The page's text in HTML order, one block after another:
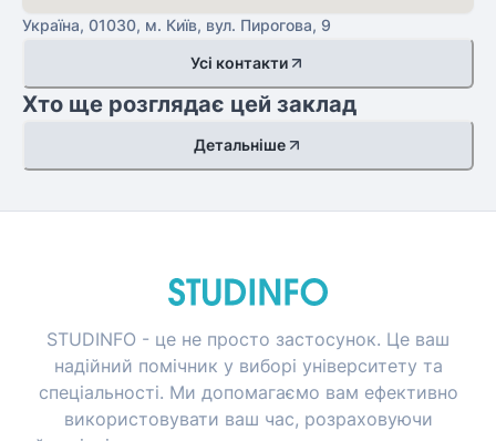
Україна, 01030, м. Київ, вул. Пирогова, 9
Усі контакти
Хто ще розглядає цей заклад
Детальніше
STUDINFO - це не просто застосунок. Це ваш
надійний помічник у виборі університету та
спеціальності. Ми допомагаємо вам ефективно
використовувати ваш час, розраховуючи